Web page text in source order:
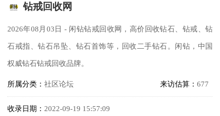
钻戒回收网
2026年08月03日 - 闲钻钻戒回收网，高价回收钻石、钻戒、钻
石戒指、钻石吊坠、钻石首饰等，回收二手钻石。闲钻，中国
权威钻石钻戒回收品牌。
所属分类： 社区论坛 来访估算： 677
收录日期： 2022-09-19 15:57:09